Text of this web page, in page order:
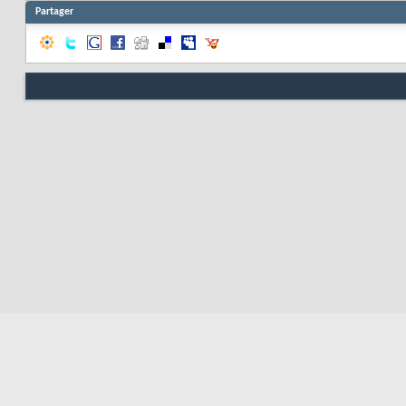
Partager